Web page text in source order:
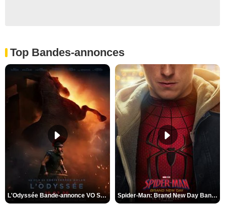
Top Bandes-annonces
L'Odyssée Bande-annonce VO STFR Spider-Man: Brand New Day Bande-annonce VO STFR